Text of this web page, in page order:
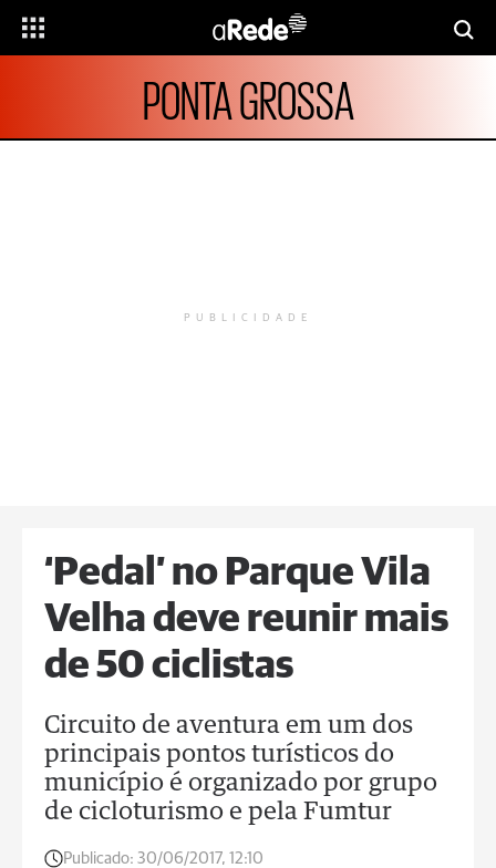
PONTA GROSSA
PUBLICIDADE
‘Pedal’ no Parque Vila
Velha deve reunir mais
de 50 ciclistas
Circuito de aventura em um dos
principais pontos turísticos do
município é organizado por grupo
de cicloturismo e pela Fumtur
Publicado: 30/06/2017, 12:10